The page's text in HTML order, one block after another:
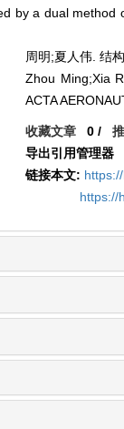
by a dual
周明;夏人伟. 结
Zhou Ming;Xia
ACTA
收藏文章 0 /
导出引用管理器
链接本文:
https://